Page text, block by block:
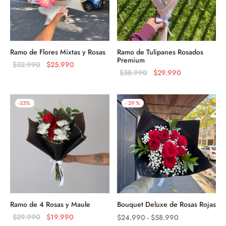
Ramo de Flores Mixtas y Rosas
$32.990
El precio
$32.990.
$25.990
Ramo de Tulipanes Rosados
Premium
$38.990
El precio
era:
$38.990.
$29.990
$29.990.
-33%
Ramo de 4 Rosas y Maule
$29.990
El precio
$19.990
- 29 %
Bouquet Deluxe de Rosas Rojas
$24.990 - $58.990Rango